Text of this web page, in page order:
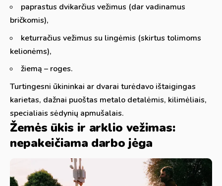
paprastus dvikarčius vežimus (dar vadinamus
bričkomis),
keturračius vežimus su lingėmis (skirtus tolimoms
kelionėms),
žiemą – roges.
Turtingesni ūkininkai ar dvarai turėdavo ištaigingas
karietas, dažnai puoštas metalo detalėmis, kilimėliais,
specialiais sėdynių apmušalais.
Žemės ūkis ir arklio vežimas:
nepakeičiama darbo jėga